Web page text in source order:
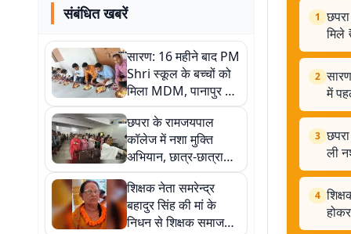
संबंधित खबरें
सारण: 16 महीने बाद PM
Shri स्कूल के बच्चों को
मिला MDM, पानापुर के
सतजोड़ा विद्यालय में
पहली बार शुरू हुआ
मध्याह्न भोजन
छपरा के रामजयपाल
कॉलेज में नशा मुक्ति
अभियान, छात्र-छात्राओं
समेत शिक्षकों व
कर्मचारियों ने ली नशे से
दूर रहने की शपथ
शिक्षक नेता समरेन्द्र
बहादुर सिंह की मां के
निधन से शिक्षक समाज
1
मिले
2
में
3
ली
4